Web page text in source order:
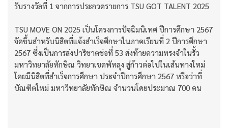
รับรางวัลที่ 1 จากการประกวดรายการ TSU GOT TALENT 2025
TSU MOVE ON 2025 เป็นโครงการปัจฉิมนิเทศ ปีการศึกษา 2567
จัดขึ้นสำหรับนิสิตที่แจ้งสำเร็จศึกษาในภาคเรียนที่ 2 ปีการศึกษา
2567 ซี่งเป็นการส่งปาริชาตช่อที่ 53 ส่งท้ายความทรงจำในรั้ว
มหาวิทยาลัยทักษิณ วิทยาเขตพัทลุง สู่ก้าวต่อไปในเส้นทางใหม่
โดยมีนิสิตที่สำเร็จการศึกษา ประจำปีการศึกษา 2567 หรือว่าที่
บัณฑิตใหม่ มหาวิทยาลัยทักษิณ จำนวนโดยประมาณ 700 คน